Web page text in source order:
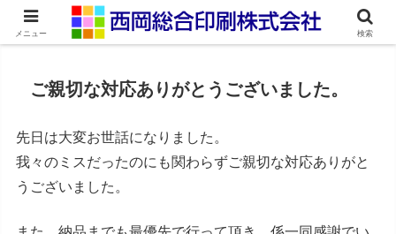
ネット印刷通販・オンデマンド印刷
ご親切な対応ありがとうございました。
先日は大変お世話になりました。
我々のミスだったのにも関わらずご親切な対応ありがと
うございました。
メニュー 検索